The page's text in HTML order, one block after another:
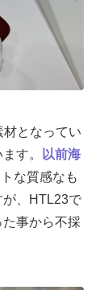
となってい
す。
以前海
な質感なも
、HTL23で
事から不採